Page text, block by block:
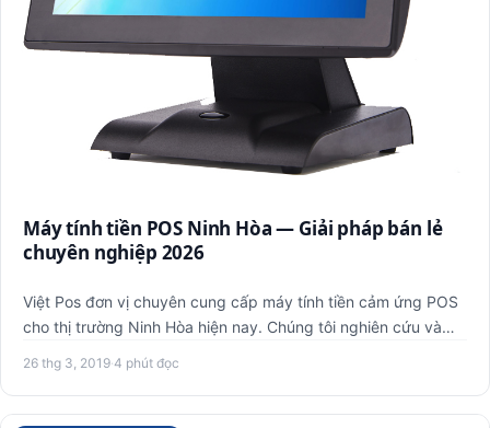
Máy tính tiền POS Ninh Hòa — Giải pháp bán lẻ
chuyên nghiệp 2026
Việt Pos đơn vị chuyên cung cấp máy tính tiền cảm ứng POS
cho thị trường Ninh Hòa hiện nay. Chúng tôi nghiên cứu và
26 thg 3, 2019·4 phút đọc